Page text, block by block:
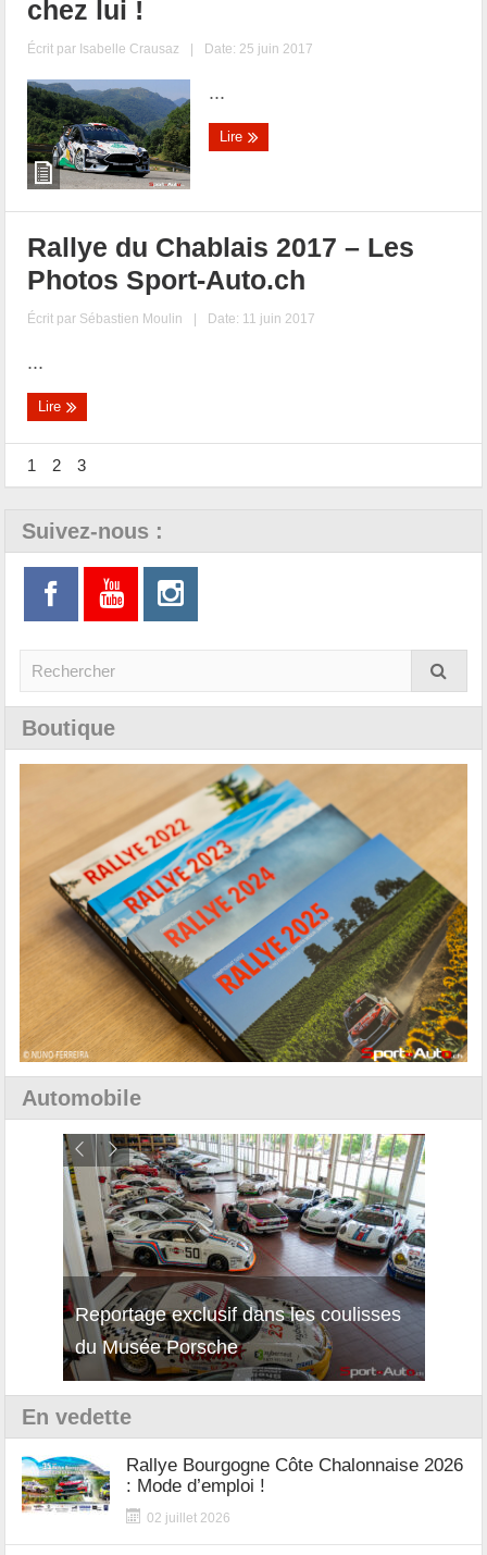
chez lui !
Écrit par Isabelle Crausaz | Date: 25 juin 2017
...
Lire
Rallye du Chablais 2017 – Les
Photos Sport-Auto.ch
Écrit par Sébastien Moulin | Date: 11 juin 2017
...
Lire
1 2 3
Suivez-nous :
Boutique
Automobile
Reportage exclusif dans les coulisses
du Musée Porsche
En vedette
Rallye Bourgogne Côte Chalonnaise 2026
: Mode d’emploi !
02 juillet 2026